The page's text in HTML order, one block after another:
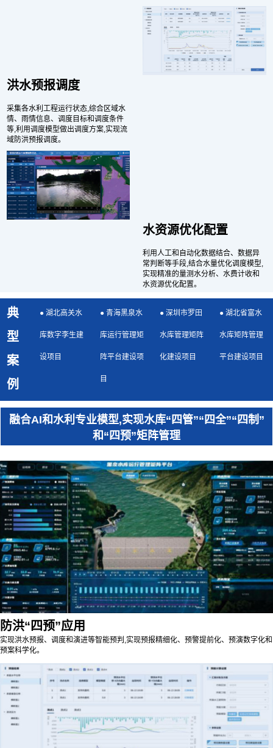
洪水预报调度
采集各水利工程运行状态,综合区域水
情、雨情信息、调度目标和调度条件
等,利用调度模型做出调度方案,实现流
域防洪预报调度。
水资源优化配置
利用人工和自动化数据结合、数据异
常判断等手段,结合水量优化调度模型,
实现精准的量测水分析、水费计收和
水资源优化配置。
典
型
案
例
● 湖北高关水
库数字李生建
设项目
● 青海黑泉水
库运行管理矩
阵平台建设项
目
● 深圳市罗田
水库管理矩阵
化建设项目
● 湖北省富水
水库矩阵管理
平台建设项目
融合AI和水利专业模型,实现水库“四管”“四全”“四制”
和“四预”矩阵管理
防洪“四预”应用
实现洪水预报、调度和演进等智能预判,实现预报精细化、预警提前化、预演数字化和
预案科学化。